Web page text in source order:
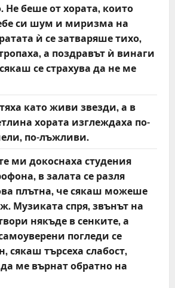
беше от хората, които
си шум и миризма на
ѝ се затваряше тихо,
а поздравът ѝ винаги
се страхува да не ме
като живи звезди, а в
хората изглеждаха по-
по-лъжливи.
ми докоснаха студения
в залата се разля
плътна, че сякаш можеше
Музиката спря, звънът на
някъде в сенките, а
погледи се
сякаш търсеха слабост,
ме върнат обратно на